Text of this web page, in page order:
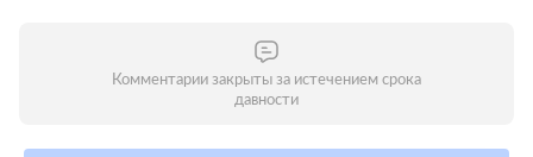
Комментарии закрыты за истечением срока
давности